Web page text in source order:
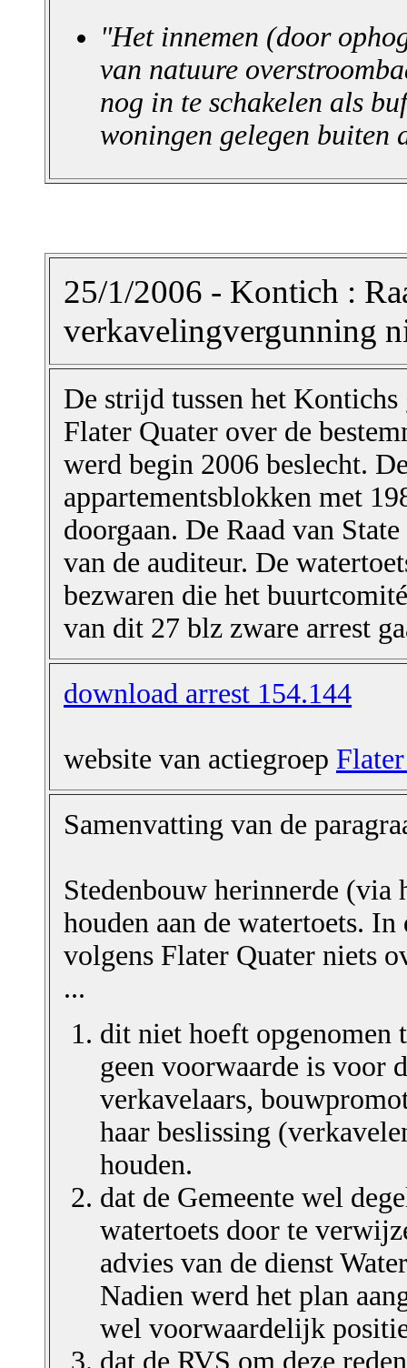
"Het innemen (door
van natuure
nog in te schakelen als
woningen gelegen buiten
25/1/2006 - Kontich :
verkavelingvergunning
De strijd tussen het
Flater Quater over de
werd begin 2006 beslecht.
appartementsblokken met
doorgaan. De Raad van
van de auditeur. De
bezwaren die het
van dit 27 blz zware arrest
download arrest 154.144
website van actiegroep
Samenvatting van de
Stedenbouw herinnerde (via
houden aan de watertoets.
volgens Flater Quater niets
...
dit niet hoeft opgenomen
geen voorwaarde is voor
verkavelaars,
haar beslissing
houden.
dat de Gemeente wel
watertoets door te
advies van de dienst
Nadien werd het plan
wel voorwaardelijk
dat de RVS om deze